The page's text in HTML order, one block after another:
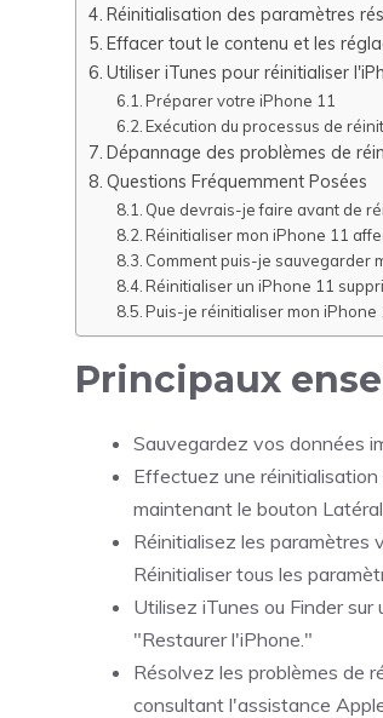
Réinitialisation des paramètres
Effacer tout le contenu et les
Utiliser iTunes pour réinitialiser
Préparer votre iPhone 11
Exécution du processus de
Dépannage des problèmes de
Questions Fréquemment Posées
Que devrais-je faire avant de
Réinitialiser mon iPhone 11
Comment puis-je sauvegarder
Réinitialiser un iPhone 11
Puis-je réinitialiser mon iPhone
Principaux
Sauvegardez vos données
Effectuez une réinitialisation
maintenant le bouton
Réinitialisez les paramètres
Réinitialiser tous les
Utilisez iTunes ou Finder
"Restaurer l'iPhone."
Résolvez les problèmes de
consultant l'assistance